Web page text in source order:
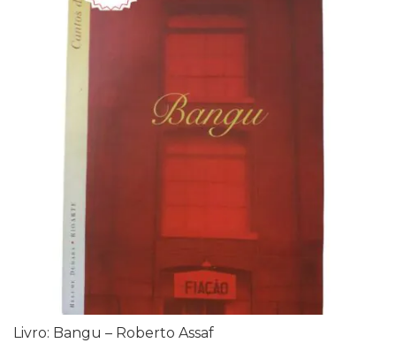
Livro: Bangu – Roberto Assaf